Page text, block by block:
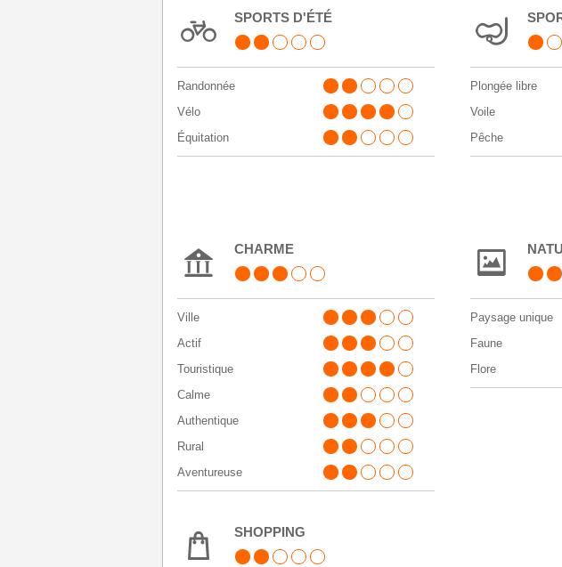
SPORTS D'ÉTÉ
Randonnée
Vélo
Équitation
Plongée libre
Voile
Pêche
CHARME
Ville
Actif
Touristique
Calme
Authentique
Rural
Aventureuse
Paysage unique
Faune
Flore
SHOPPING